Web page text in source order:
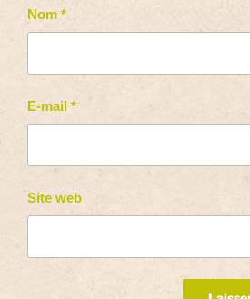
Nom *
E-mail *
Site web